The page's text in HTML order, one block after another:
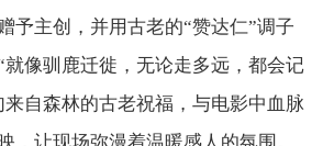
予主创，并用古老的“赞达仁”调子
就像驯鹿迁徙，无论走多远，都会记
自森林的古老祝福，与电影中血脉
，让现场弥漫着温暖感人的氛围。